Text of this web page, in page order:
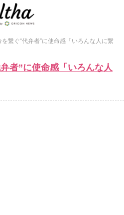
を繋ぐ“代弁者”に使命感「いろんな人に繋
者”に使命感「いろんな人